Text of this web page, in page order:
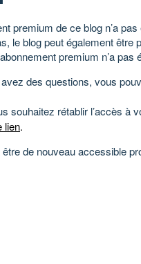
premium de ce blog n’a
le blog peut également être
premium n’a pas
des questions, vous
souhaitez rétablir l’accès à
lien.
de nouveau accessible